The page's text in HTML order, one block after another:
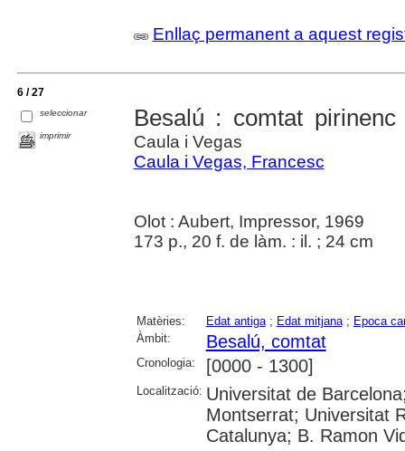
Enllaç permanent a aquest
6 / 27
seleccionar
imprimir
Besalú : comtat
Caula i Vegas
Caula i Vegas, Francesc
Olot : Aubert, Impressor, 1969
173 p., 20 f. de làm. : il. ; 24 cm
Matèries: Edat antiga; Edat mitjana; Epoca
Àmbit:
Besalú, comtat
Cronologia: [0000 - 1300]
Localització: Universitat de
Montserrat; Universitat
Catalunya; B. Ramon